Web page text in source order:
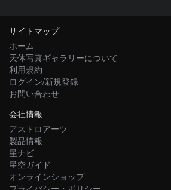
サイトマップ
ホーム
天体写真ギャラリーについて
利用規約
ログイン/新規登録
お問い合わせ
会社情報
アストロアーツ
製品情報
星ナビ
星空ガイド
オンラインショップ